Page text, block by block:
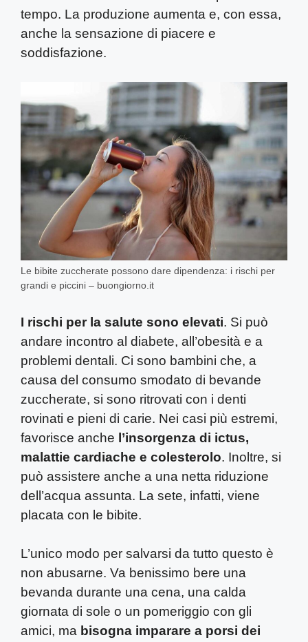
tempo. La produzione aumenta e, con essa,
anche la sensazione di piacere e
soddisfazione.
Le bibite zuccherate possono dare dipendenza: i rischi per
grandi e piccini – buongiorno.it
I rischi per la salute sono elevati. Si può
andare incontro al diabete, all’obesità e a
problemi dentali. Ci sono bambini che, a
causa del consumo smodato di bevande
zuccherate, si sono ritrovati con i denti
rovinati e pieni di carie. Nei casi più estremi,
favorisce anche l’insorgenza di ictus,
malattie cardiache e colesterolo. Inoltre, si
può assistere anche a una netta riduzione
dell’acqua assunta. La sete, infatti, viene
placata con le bibite.
L’unico modo per salvarsi da tutto questo è
non abusarne. Va benissimo bere una
bevanda durante una cena, una calda
giornata di sole o un pomeriggio con gli
amici, ma bisogna imparare a porsi dei